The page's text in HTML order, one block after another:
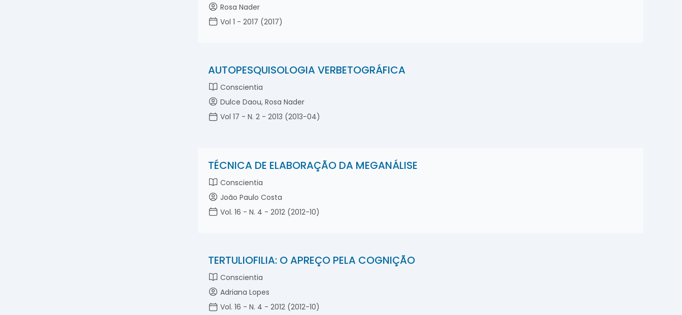
Rosa Nader
Vol 1 - 2017 (2017)
AUTOPESQUISOLOGIA VERBETOGRÁFICA
Conscientia
Dulce Daou, Rosa Nader
Vol 17 - N. 2 - 2013 (2013-04)
TÉCNICA DE ELABORAÇÃO DA MEGANÁLISE
Conscientia
João Paulo Costa
Vol. 16 - N. 4 - 2012 (2012-10)
TERTULIOFILIA: O APREÇO PELA COGNIÇÃO
Conscientia
Adriana Lopes
Vol. 16 - N. 4 - 2012 (2012-10)